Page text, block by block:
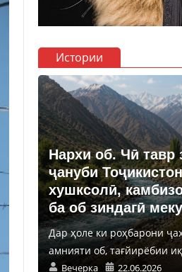
Истории
Нархи об. Чӣ тавр
ҷануби
хушксолӣ,
ба об зиндагӣ
Дар ҳоле ки роҳбарони
амнияти об, тағйирёбии
Вечерка 22.06.2026